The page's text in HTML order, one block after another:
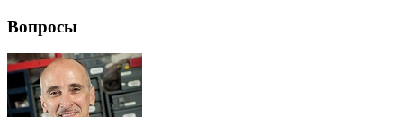
Вопросы